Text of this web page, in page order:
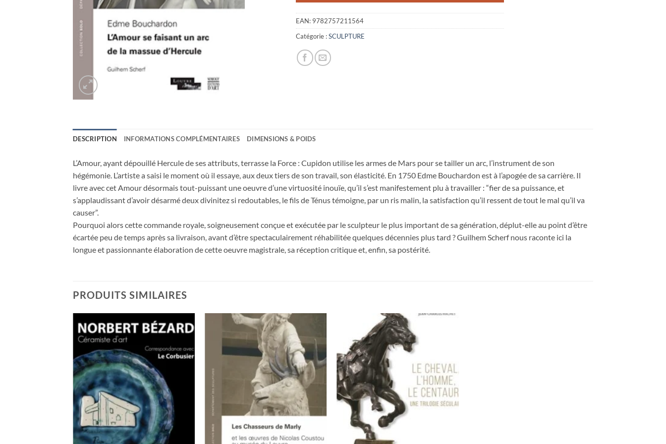
EAN: 9782757211564
Catégorie :SCULPTURE
DESCRIPTION INFORMATIONS COMPLÉMENTAIRES DIMENSIONS & POIDS
L’Amour, ayant dépouillé Hercule de ses attributs, terrasse la Force : Cupidon utilise les armes de Mars pour se tailler un arc, l’instrument de son
hégémonie. L’artiste a saisi le moment où il essaye, aux deux tiers de son travail, son élasticité. En 1750 Edme Bouchardon est à l’apogée de sa carrière. Il
livre avec cet Amour désormais tout-puissant une oeuvre d’une virtuosité inouïe, qu’il s’est manifestement plu à travailler : “fier de sa puissance, et
s’applaudissant d’avoir désarmé deux divinitez si redoutables, le fils de Ténus témoigne, par un ris malin, la satisfaction qu’il ressent de tout le mal qu’il va
causer”.
Pourquoi alors cette commande royale, soigneusement conçue et exécutée par le sculpteur le plus important de sa génération, déplut-elle au point d’être
écartée peu de temps après sa livraison, avant d’être spectaculairement réhabilitée quelques décennies plus tard ? Guilhem Scherf nous raconte ici la
longue et passionnante élaboration de cette oeuvre magistrale, sa réception critique et, enfin, sa postérité.
PRODUITS SIMILAIRES